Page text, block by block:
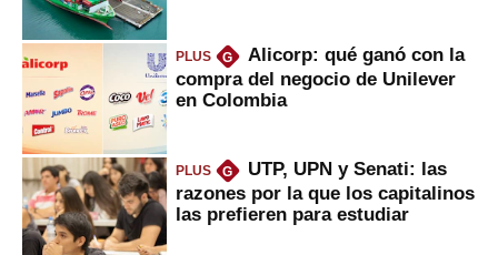
PLUS G
Alicorp: qué ganó con la
compra del negocio de Unilever
en Colombia
PLUS G
UTP, UPN y Senati: las
razones por la que los capitalinos
las prefieren para estudiar